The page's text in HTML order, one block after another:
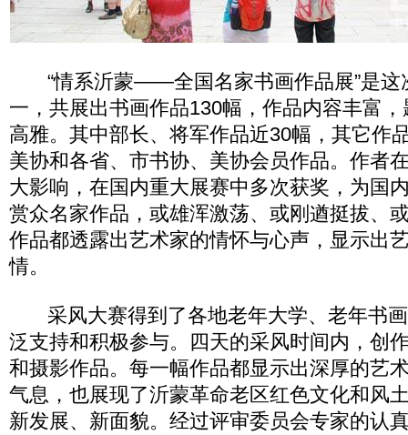
“情系沂蒙——全国名家书画作品展”是这
一，共展出书画作品130幅，作品内容丰富
高雅。其中部长、将军作品近30幅，其它作
美协和各省、市书协、美协会员作品。作者
大影响，在国内重大展赛中多次获奖，为国
赏众名家作品，或雄浑激荡、或刚遒挺拔、
作品都透露出艺术家的情怀与心声，显示出
情。
采风大赛得到了各地老年大学、老年书画
泛支持和积极参与。四天的采风时间内，创
和摄影作品。每一幅作品都显示出深厚的艺
气息，也展现了沂蒙革命老区红色文化和风
新发展、新面貌。经过评审委员会专家的认